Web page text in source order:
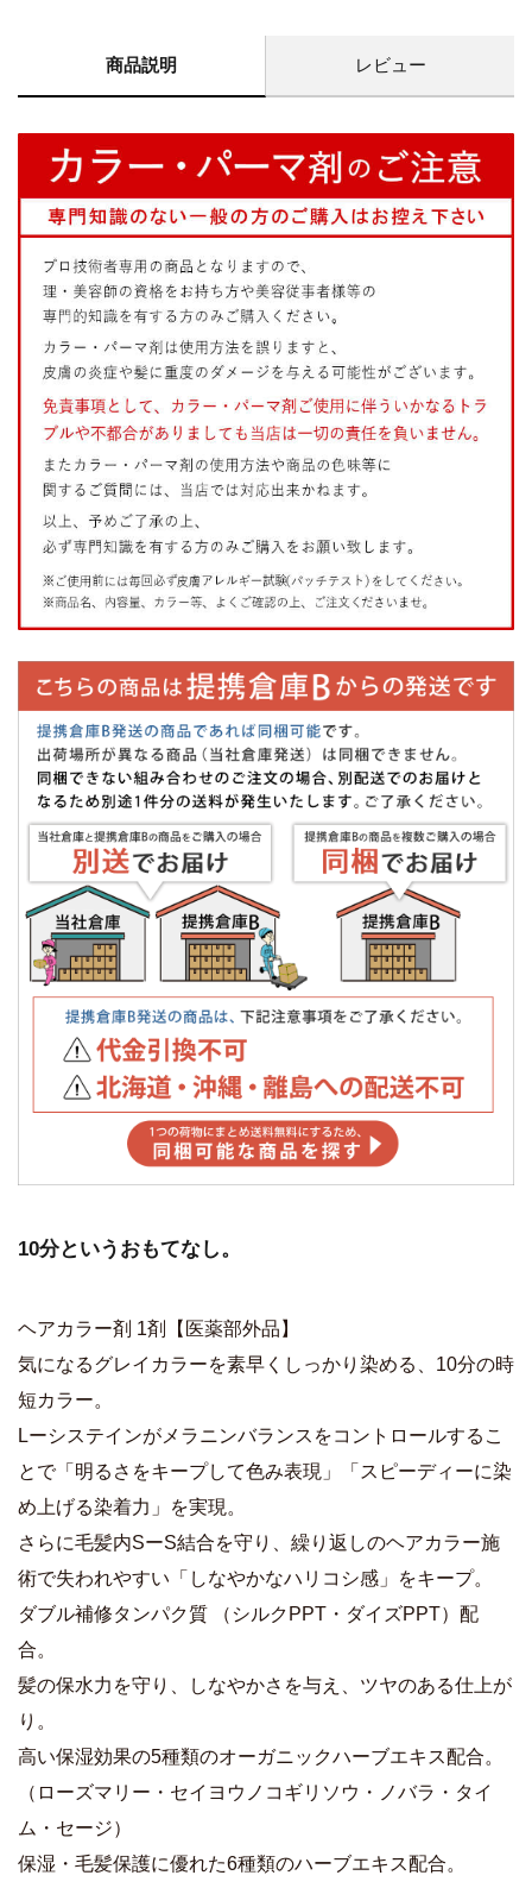
商品説明 レビュー
10分というおもてなし。
ヘアカラー剤 1剤【医薬部外品】
気になるグレイカラーを素早くしっかり染める、10分の時
短カラー。
Lーシステインがメラニンバランスをコントロールするこ
とで「明るさをキープして色み表現」「スピーディーに染
め上げる染着力」を実現。
さらに毛髪内SーS結合を守り、繰り返しのヘアカラー施
術で失われやすい「しなやかなハリコシ感」をキープ。
ダブル補修タンパク質 （シルクPPT・ダイズPPT）配
合。
髪の保水力を守り、しなやかさを与え、ツヤのある仕上が
り。
高い保湿効果の5種類のオーガニックハーブエキス配合。
（ローズマリー・セイヨウノコギリソウ・ノバラ・タイ
ム・セージ）
保湿・毛髪保護に優れた6種類のハーブエキス配合。